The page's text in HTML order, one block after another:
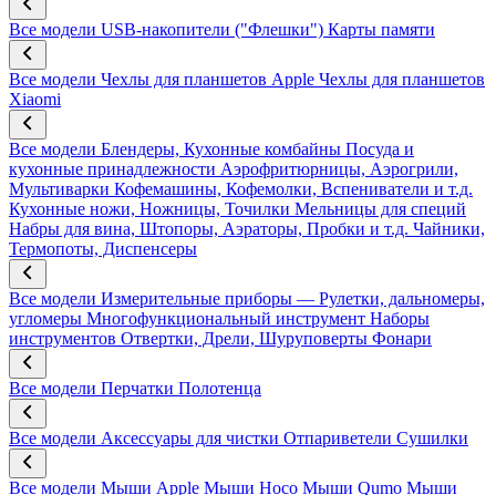
Все модели USB-накопители ("Флешки") Карты памяти
Все модели Чехлы для планшетов Apple Чехлы для планшетов
Xiaomi
Все модели Блендеры, Кухонные комбайны Посуда и
кухонные принадлежности Аэрофритюрницы, Аэрогрили,
Мультиварки Кофемашины, Кофемолки, Вспениватели и т.д.
Кухонные ножи, Ножницы, Точилки Мельницы для специй
Набры для вина, Штопоры, Аэраторы, Пробки и т.д. Чайники,
Термопоты, Диспенсеры
Все модели Измерительные приборы — Рулетки, дальномеры,
угломеры Многофункциональный инструмент Наборы
инструментов Отвертки, Дрели, Шуруповерты Фонари
Все модели Перчатки Полотенца
Все модели Аксессуары для чистки Отпариветели Сушилки
Все модели Мыши Apple Мыши Hoco Мыши Qumo Мыши